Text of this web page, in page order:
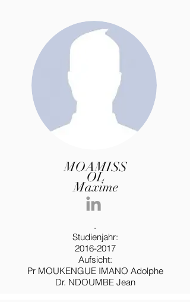
MOAMISS
OL
Maxime
.
Studienjahr:
2016-2017
Aufsicht:
Pr MOUKENGUE IMANO Adolphe
Dr. NDOUMBE Jean